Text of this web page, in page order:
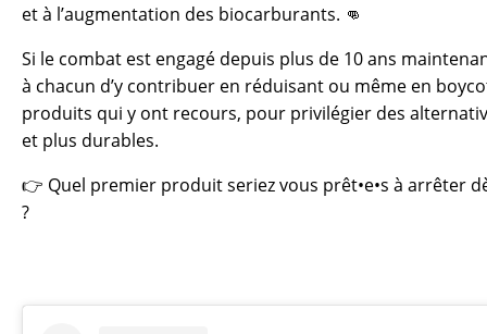
et à l’augmentation des biocarburants. 👊
Si le combat est engagé depuis plus de 10 ans
à chacun d’y contribuer en réduisant ou même en
produits qui y ont recours, pour privilégier des
et plus durables.
👉 Quel premier produit seriez vous prêt•e•s à arrêter
?